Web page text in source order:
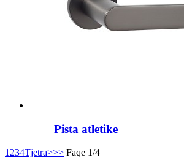
Pista atletike
1234Tjetra>>> Faqe 1/4